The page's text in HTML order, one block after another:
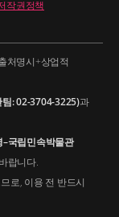
작권정책
처명시+상업적
: 02-3704-3225)과
–국립민속박물관
랍니다.
로, 이용 전 반드시